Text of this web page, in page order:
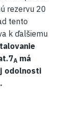
rezervu 20
tento
k ďalšiemu
A má
odolnosti